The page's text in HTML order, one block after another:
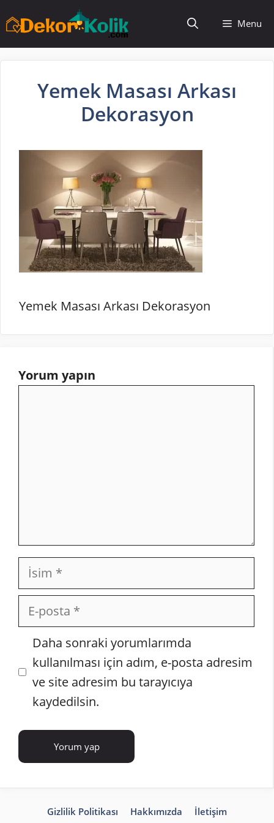
atla
Menu
Yemek Masası Arkası
Dekorasyon
Yemek Masası Arkası Dekorasyon
Yorum yapın
İsim
posta
İnternet
sitesi
Daha sonraki yorumlarımda
kullanılması için adım, e-posta adresim
ve site adresim bu tarayıcıya
kaydedilsin.
Gizlilik Politikası Hakkımızda İletişim